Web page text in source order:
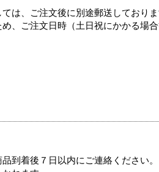
は、ご注文後に別途郵送しておりま
、ご注文日時（土日祝にかかる場
到着後７日以内にご連絡ください